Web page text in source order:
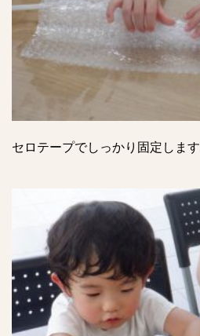
セロテープでしっかり固定します